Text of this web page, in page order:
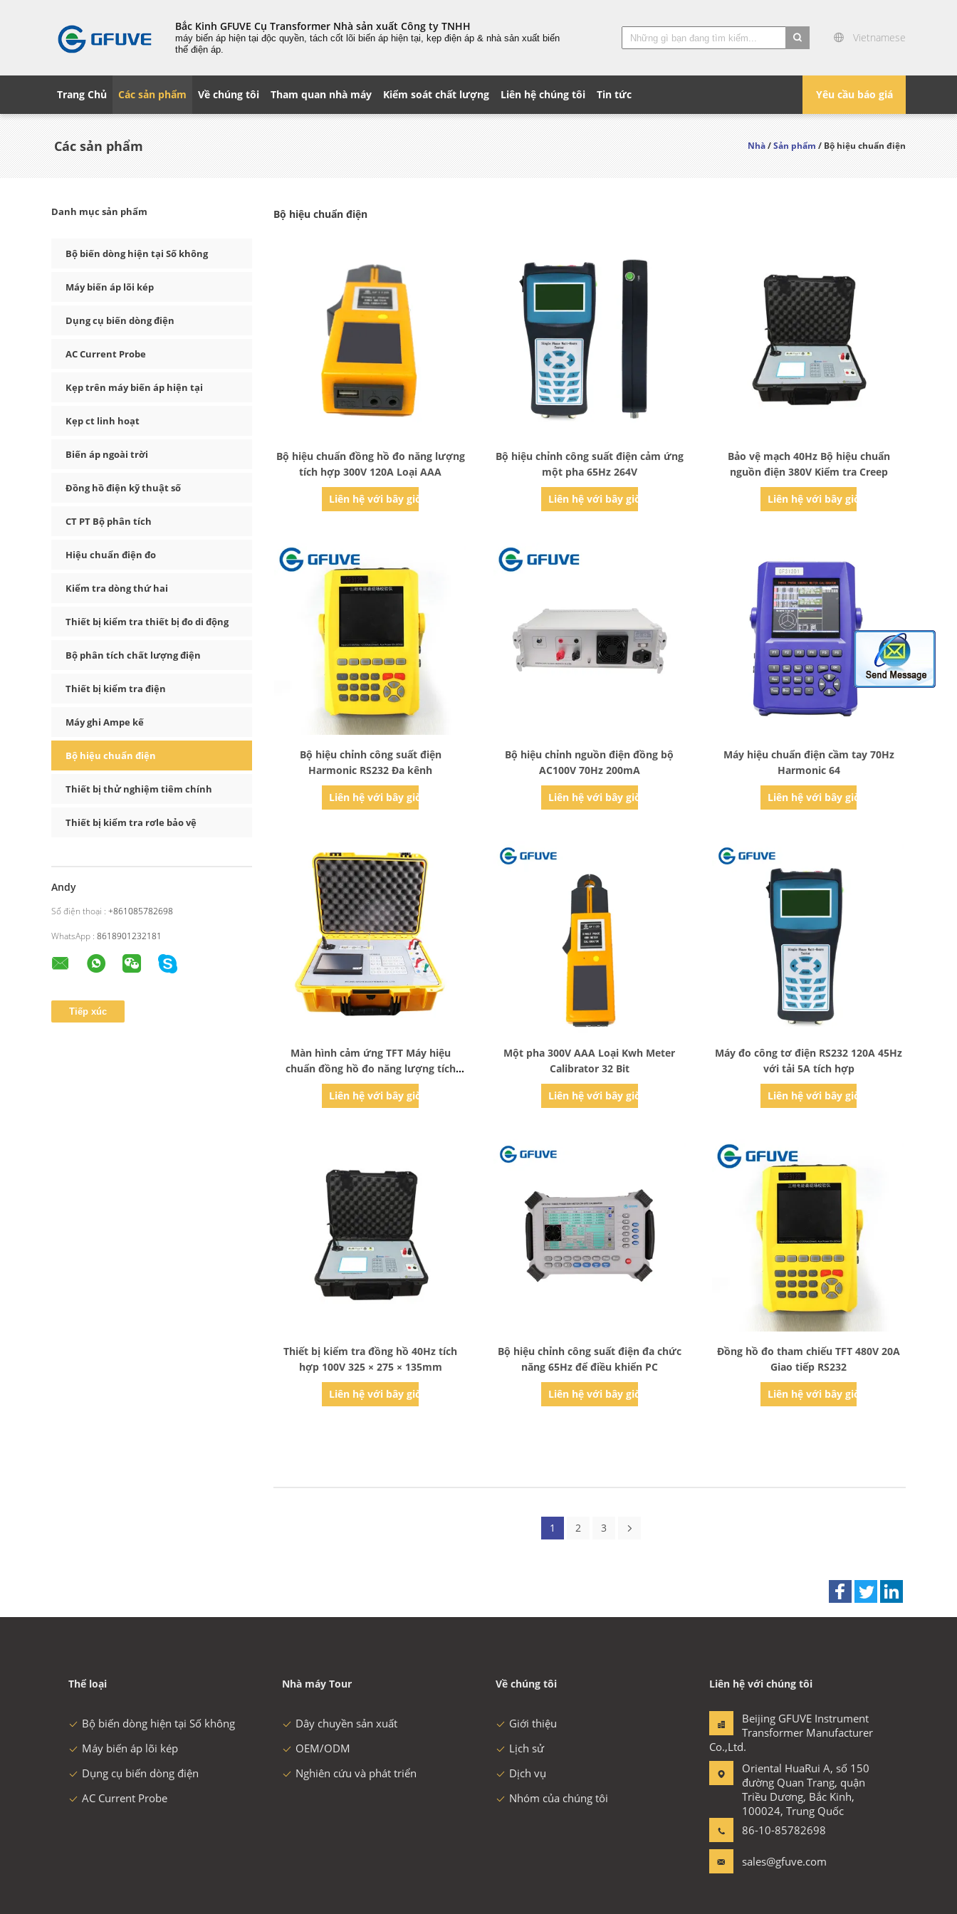
Bắc Kinh GFUVE Cụ Transformer Nhà sản xuất Công ty TNHH
máy biến áp hiện tại độc quyền, tách cốt lõi biến áp hiện tại, kẹp điện áp & nhà sản xuất biến
thế điện áp.
Vietnamese
Yêu cầu báo giá
Trang Chủ Các sản phẩm Về chúng tôi Tham quan nhà máy Kiểm soát chất lượng Liên hệ chúng tôi Tin tức
Các sản phẩm Nhà/Sản phẩm/ Bộ hiệu chuẩn điện
Danh mục sản phẩm
Bộ biến dòng hiện tại Số không
Máy biến áp lõi kép
Dụng cụ biến dòng điện
AC Current Probe
Kẹp trên máy biến áp hiện tại
Kẹp ct linh hoạt
Biến áp ngoài trời
Đồng hồ điện kỹ thuật số
CT PT Bộ phân tích
Hiệu chuẩn điện đo
Kiểm tra dòng thứ hai
Thiết bị kiểm tra thiết bị đo di động
Bộ phân tích chất lượng điện
Thiết bị kiểm tra điện
Máy ghi Ampe kế
Bộ hiệu chuẩn điện
Thiết bị thử nghiệm tiêm chính
Thiết bị kiểm tra rơle bảo vệ
Andy
Số điện thoại : +861085782698
WhatsApp : 8618901232181
Bộ hiệu chuẩn điện
Bộ hiệu chuẩn đồng hồ đo năng lượng
tích hợp 300V 120A Loại AAA
Liên hệ với bây giờ
Bộ hiệu chỉnh công suất điện cảm ứng
một pha 65Hz 264V
Liên hệ với bây giờ
Bảo vệ mạch 40Hz Bộ hiệu chuẩn
nguồn điện 380V Kiểm tra Creep
Liên hệ với bây giờ
Bộ hiệu chỉnh công suất điện
Harmonic RS232 Đa kênh
Liên hệ với bây giờ
Bộ hiệu chỉnh nguồn điện đồng bộ
AC100V 70Hz 200mA
Liên hệ với bây giờ
Máy hiệu chuẩn điện cầm tay 70Hz
Harmonic 64
Liên hệ với bây giờ
Màn hình cảm ứng TFT Máy hiệu
chuẩn đồng hồ đo năng lượng tích
hợp với thử nghiệm Creep
Liên hệ với bây giờ
Một pha 300V AAA Loại Kwh Meter
Calibrator 32 Bit
Liên hệ với bây giờ
Máy đo công tơ điện RS232 120A 45Hz
với tải 5A tích hợp
Liên hệ với bây giờ
Thiết bị kiểm tra đồng hồ 40Hz tích
hợp 100V 325 × 275 × 135mm
Liên hệ với bây giờ
Bộ hiệu chỉnh công suất điện đa chức
năng 65Hz để điều khiển PC
Liên hệ với bây giờ
Đồng hồ đo tham chiếu TFT 480V 20A
Giao tiếp RS232
Liên hệ với bây giờ
1 2 3
Thể loại
Bộ biến dòng hiện tại Số không
Máy biến áp lõi kép
Dụng cụ biến dòng điện
AC Current Probe
Nhà máy Tour
Dây chuyền sản xuất
OEM/ODM
Nghiên cứu và phát triển
Về chúng tôi
Giới thiệu
Lịch sử
Dịch vụ
Nhóm của chúng tôi
Liên hệ với chúng tôi
Beijing GFUVE Instrument
Transformer Manufacturer
Co.,Ltd.
Oriental HuaRui A, số 150
đường Quan Trang, quận
Triều Dương, Bắc Kinh,
100024, Trung Quốc
86-10-85782698
sales@gfuve.com